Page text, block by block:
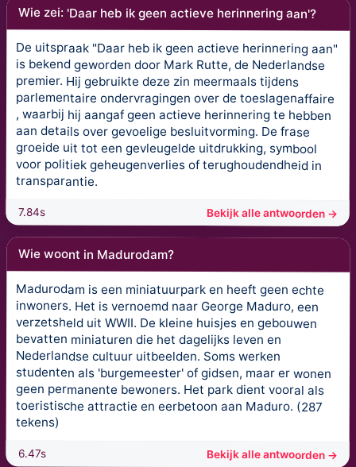
Wie zei: 'Daar heb ik geen actieve herinnering aan'?
De uitspraak "Daar heb ik geen actieve herinnering aan"
is bekend geworden door Mark Rutte, de Nederlandse
premier. Hij gebruikte deze zin meermaals tijdens
parlementaire ondervragingen over de toeslagenaffaire
, waarbij hij aangaf geen actieve herinnering te hebben
aan details over gevoelige besluitvorming. De frase
groeide uit tot een gevleugelde uitdrukking, symbool
voor politiek geheugenverlies of terughoudendheid in
transparantie.
7.84s Bekijk alle antwoorden →
Wie woont in Madurodam?
Madurodam is een miniatuurpark en heeft geen echte
inwoners. Het is vernoemd naar George Maduro, een
verzetsheld uit WWII. De kleine huisjes en gebouwen
bevatten miniaturen die het dagelijks leven en
Nederlandse cultuur uitbeelden. Soms werken
studenten als 'burgemeester' of gidsen, maar er wonen
geen permanente bewoners. Het park dient vooral als
toeristische attractie en eerbetoon aan Maduro. (287
tekens)
6.47s Bekijk alle antwoorden →